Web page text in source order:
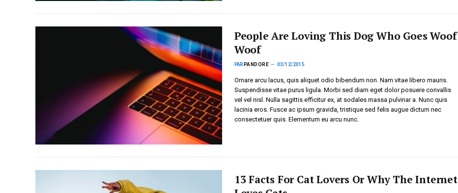
People Are Loving This Dog Who Goes Woof
Woof
PAR PANDORE 03/12/2015
Ornare arcu lacus, quis aliquet odio bibendum non. Nam vitae libero mauris.
Suspendisse vitae purus ligula. Morbi sed diam eget dolor posuere convallis
vel vel nisl. Nulla sagittis efficitur ex, at sodales massa pulvinar a. Nunc quis
lacinia eros. Fusce ac ipsum gravida, tristique sed felis augue dictum nec
consectetuer quis. Elementum eu arcu nunc.
13 Facts For Cat Lovers Or Why The Internet